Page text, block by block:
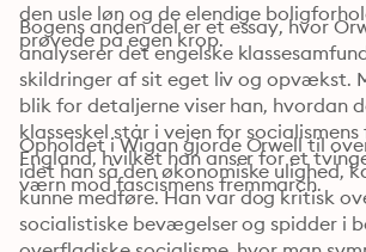
den usle løn og de elendige
prøvede på egen krop.
Bogens anden del er et essay, hvor
analyserer det engelske
skildringer af sit eget liv og opvækst.
blik for detaljerne viser han, hvordan
klasseskel står i vejen for
England, hvilket han anser for et
værn mod fascismens fremmarch.
Opholdet i Wigan gjorde Orwell til
idet han så den økonomiske ulighed,
kunne medføre. Han var dog kritisk
socialistiske bevægelser og spidder i